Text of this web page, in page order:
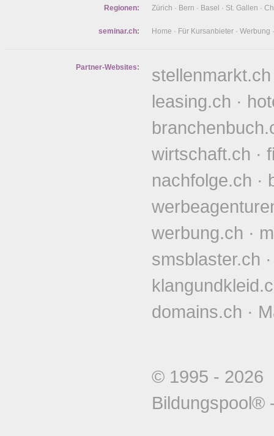
Regionen: Zürich · Bern · Basel · St. Gallen ·
seminar.ch: Home · Für Kursanbieter · Werbung
Partner-Websites: stellenmarkt.ch
leasing.ch ·
wirtschaft.ch ·
nachfolge.ch ·
werbung.ch ·
smsblaster.ch
domains.ch ·
© 1995 -
Bildungspool®